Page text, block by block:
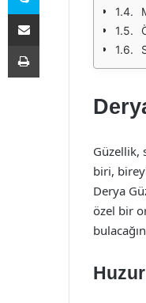
Güzellik,
biri,
Derya
özel bir
E-Posta ile paylaş